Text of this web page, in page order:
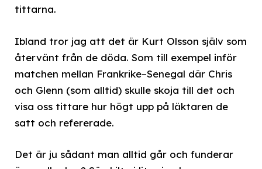
tittarna.
Ibland tror jag att det är Kurt Olsson själv som
återvänt från de döda. Som till exempel inför
matchen mellan Frankrike–Senegal där Chris
och Glenn (som alltid) skulle skoja till det och
visa oss tittare hur högt upp på läktaren de
satt och refererade.
Det är ju sådant man alltid går och funderar